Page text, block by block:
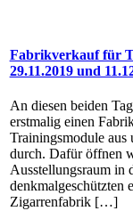
Fabrikverkauf für
29.11.2019 und
An diesen beiden
erstmalig einen
Trainingsmodule aus
durch. Dafür öffnen
Ausstellungsraum in
denkmalgeschützten
Zigarrenfabrik […]